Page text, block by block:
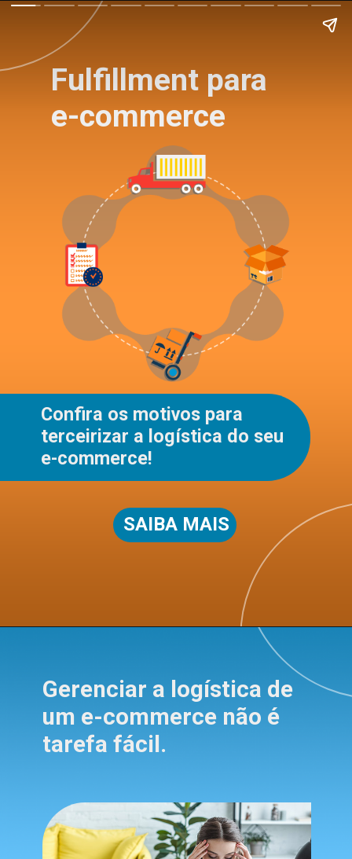
Fulfillment para
e-commerce
Confira os motivos para
terceirizar a logística do seu
e-commerce!
SAIBA MAIS
Gerenciar a logística de
um e-commerce não é
tarefa fácil.